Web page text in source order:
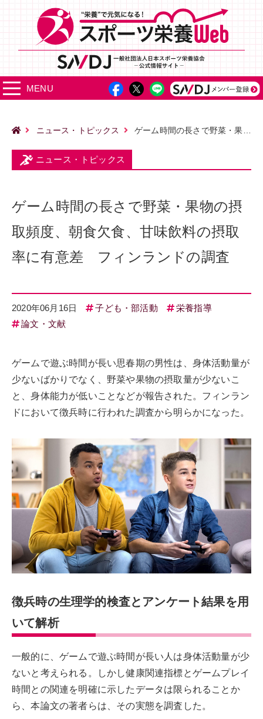
MENU
ニュース・トピックス ゲーム時間の長さで野菜・果物の摂取頻度、朝食欠食、甘味飲料の摂取率に有意差 フィンランドの調査
ニュース・トピックス
ゲーム時間の長さで野菜・果物の摂
取頻度、朝食欠食、甘味飲料の摂取
率に有意差 フィンランドの調査
2020年06月16日 子ども・部活動
栄養指導
論文・文献
ゲームで遊ぶ時間が長い思春期の男性は、身体活動量が
少ないばかりでなく、野菜や果物の摂取量が少ないこ
と、身体能力が低いことなどが報告された。フィンラン
ドにおいて徴兵時に行われた調査から明らかになった。
徴兵時の生理学的検査とアンケート結果を用
いて解析
一般的に、ゲームで遊ぶ時間が長い人は身体活動量が少
ないと考えられる。しかし健康関連指標とゲームプレイ
時間との関連を明確に示したデータは限られることか
ら、本論文の著者らは、その実態を調査した。